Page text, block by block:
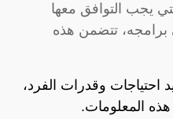
يجب التوافق معها
برامجه، تتضمن هذه
احتياجات وقدرات الفرد،
المعلومات.